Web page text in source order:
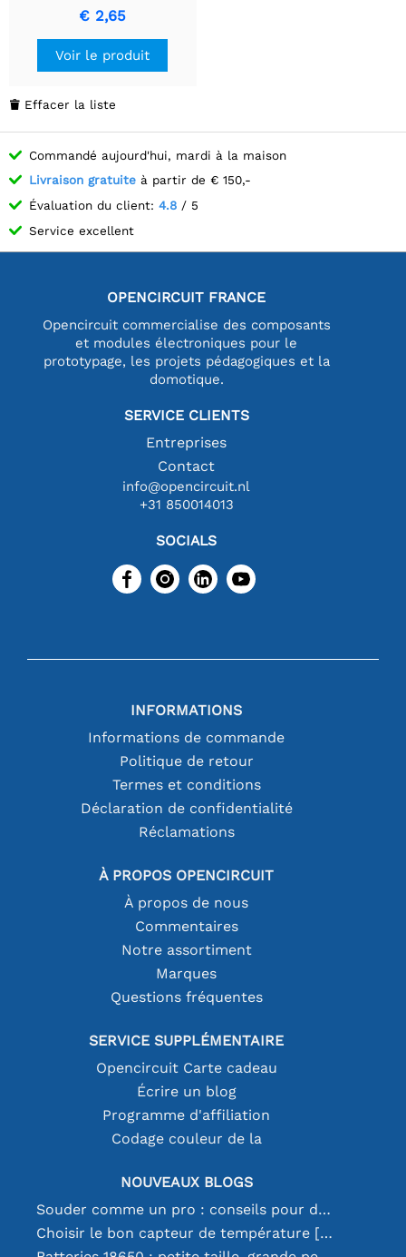
FEMELLE / FEMELLE
€ 2,65
Voir le produit
 Effacer la liste
Commandé aujourd'hui, mardi à la maison
Livraison gratuite à partir de € 150,-
Évaluation du client: 4.8 / 5
Service excellent
OPENCIRCUIT FRANCE
Opencircuit commercialise des composants
et modules électroniques pour le
prototypage, les projets pédagogiques et la
domotique.
SERVICE CLIENTS
Entreprises
Contact
info@opencircuit.nl
+31 850014013
SOCIALS
INFORMATIONS
Informations de commande
Politique de retour
Termes et conditions
Déclaration de confidentialité
Réclamations
À PROPOS OPENCIRCUIT
À propos de nous
Commentaires
Notre assortiment
Marques
Questions fréquentes
SERVICE SUPPLÉMENTAIRE
Opencircuit Carte cadeau
Écrire un blog
Programme d'affiliation
Codage couleur de la
NOUVEAUX BLOGS
Souder comme un pro : conseils pour des connexions électroniques parfaites
Choisir le bon capteur de température [youtube]